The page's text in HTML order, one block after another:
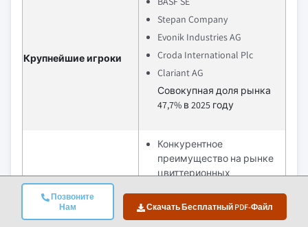
Позвоните
Нам
Скачать Бесплатный PDF-Файл
Крупнейшие игроки
Stepan Company
Evonik Industries AG
Croda International Plc
Clariant AG
Совокупная доля рынка
47,7% в 2025 году
Конкурентное
преимущество на рынке
цвиттерионных
веществ часто